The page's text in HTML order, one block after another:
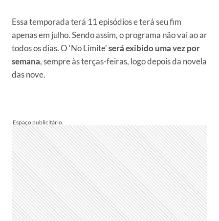
Essa temporada terá 11 episódios e terá seu fim
apenas em julho. Sendo assim, o programa não vai ao ar
todos os dias. O ‘No Limite’será exibido uma vez por
semana, sempre às terças-feiras, logo depois da novela
das nove.